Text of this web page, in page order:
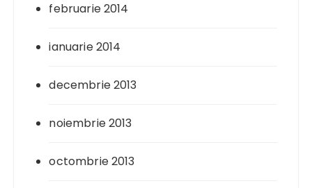
februarie 2014
ianuarie 2014
decembrie 2013
noiembrie 2013
octombrie 2013